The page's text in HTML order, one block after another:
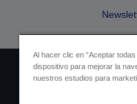
Al hacer clic en “Aceptar
dispositivo para mejorar la
nuestros estudios para